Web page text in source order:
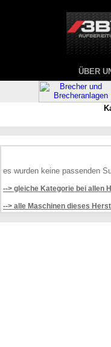
ÜBER
es wurden keine passenden
--> gleiche Kategorie bei allen
--> alle Maschinen dieses